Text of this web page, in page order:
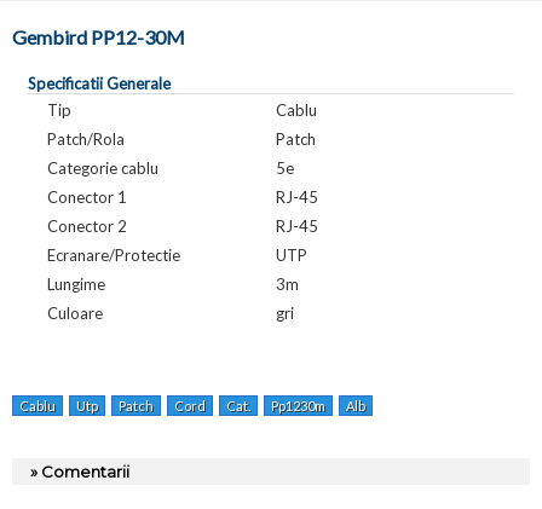
Gembird PP12-30M
Specificatii Generale
Tip
Cablu
Patch/Rola
Patch
Categorie cablu
5e
Conector 1
RJ-45
Conector 2
RJ-45
Ecranare/Protectie
UTP
Lungime
3m
Culoare
gri
Cablu Utp Patch Cord Cat. Pp1230m Alb
» Comentarii